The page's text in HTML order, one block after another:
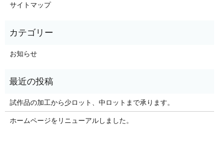
サイトマップ
お知らせ
試作品の加工から少ロット、中ロットまで承ります。
ホームページをリニューアルしました。